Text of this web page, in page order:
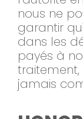
nous ne
garantir
dans les
payés à
traitement,
jamais